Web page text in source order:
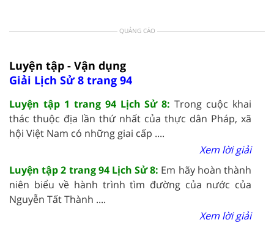
QUẢNG CÁO
Luyện tập - Vận dụng
Giải Lịch Sử 8 trang 94
Luyện tập 1 trang 94 Lịch Sử 8:Trong cuộc khai
thác thuộc địa lần thứ nhất của thực dân Pháp, xã
hội Việt Nam có những giai cấp ....
Xem lời giải
Luyện tập 2 trang 94 Lịch Sử 8: Em hãy hoàn thành
niên biểu về hành trình tìm đường của nước của
Nguyễn Tất Thành ....
Xem lời giải